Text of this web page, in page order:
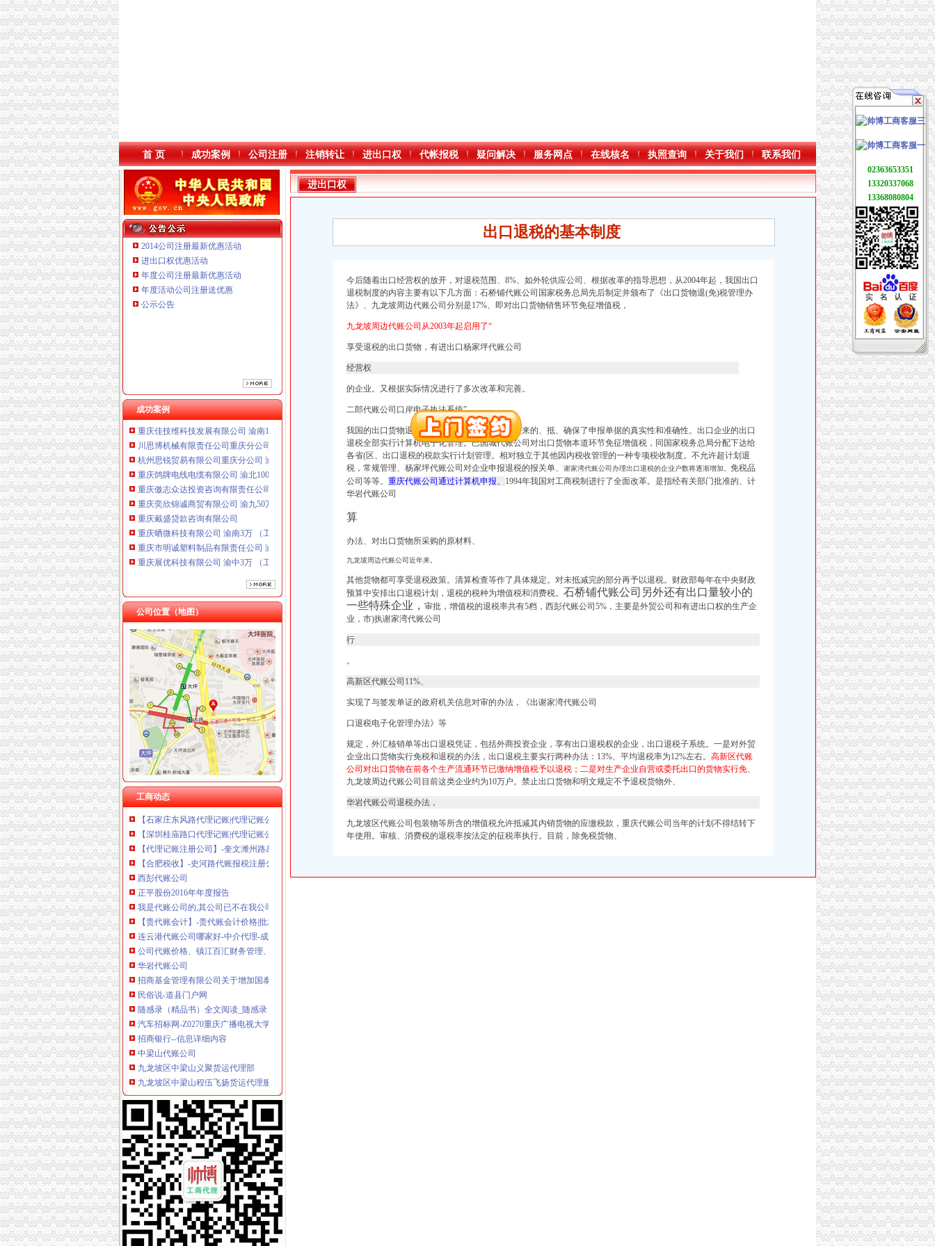
首 页 成功案例 公司注册 注销转让 进出口权 代帐报税 疑问解决 服务网点 在线核名 执照查询 关于我们 联系我们
2014公司注册最新优惠活动
进出口权优惠活动
年度公司注册最新优惠活动
年度活动公司注册送优惠
公示公告
成功案例
重庆鸽牌电线电缆有限公司 渝北10010万 (进出口权)
重庆市明诚塑料制品有限责任公司 渝高100万 （进出口权）
重庆展优科技有限公司 渝中3万 （工商注册）
重庆华康假肢矫形有限公司 渝中120万 （增资）
重庆佳技维科技发展有限公司 渝南100万 （进出口权）
川思博机械有限责任公司重庆分公司 渝江 （工商注册）
杭州思锐贸易有限公司重庆分公司 渝中 （工商注册）
重庆鸽牌电线电缆有限公司 渝北10010万 (进出口权)
重庆傲志众达投资咨询有限责任公司 渝九1000万 （增资）
重庆奕欣锦诚商贸有限公司 渝九50万 （工商注册）
重庆戴盛贷款咨询有限公司
重庆晒微科技有限公司 渝南3万 （工商注册）
重庆市明诚塑料制品有限责任公司 渝高100万 （进出口权）
重庆展优科技有限公司 渝中3万 （工商注册）
重庆华康假肢矫形有限公司 渝中120万 （增资）
川思博机械有限责任公司重庆分公司 渝江 （工商注册）
杭州思锐贸易有限公司重庆分公司 渝中 （工商注册）
公司位置（地图）
工商动态
巴福
重庆巴福小学,地图
【重庆巴福旺铺转让】-重庆我要出兑网
重庆巴福汽车销售有限公司
巴福火锅-石家庄美团网
【巴福镇美容美体_巴福镇美体塑身_巴福镇上门美体】-58到家
渝州路代账公司
海东路代理记账_海东路代理记账公司_海东路代理记账服务-qd8.com.cn
【石家庄东风路代理记账|代理记账公司|会计代理记账】-石家庄赶集网
【深圳桂庙路口代理记账|代理记账公司|会计代理记账】-深圳赶集网
【代理记账注册公司】-奎文潍州路易登网
【合肥税收】-史河路代账报税注册公司合理避税帮您省钱找安诚刘丽
西彭代账公司
正平股份2016年年度报告
我是代账公司的,其公司已不在我公司代账了,但财务人员还是我,
【贵代账会计】-贵代账会计价格|批发-贵代账会计公司-黄页88网
连云港代账公司哪家好-中介代理-成都商报
公司代账价格、镇江百汇财务管理、镇江公司代账价格
华岩代账公司
招商基金管理有限公司关于增加国泰君安证券股份有限公司为招商核
民俗说-道县门户网
随感录（精品书）全文阅读_随感录（精品书）免费阅读_百度阅读
汽车招标网-Z0270重庆广播电视大学重庆工商职业学院混合动力汽车
招商银行--信息详细内容
中梁山代账公司
九龙坡区中梁山义聚货运代理部
九龙坡区中梁山程伍飞扬货运代理服务部_【信用信息_诉讼信息_财务
凯峰展柜加盟加盟_代理_凯峰展柜加盟_电话_加盟费多少钱-u88连锁加
水浒（2011年鞠觉亮执导的电视剧）_百度百科
文艺青年混就是路一条
杨家坪代账公司
重庆市九龙坡区杨家坪转盘“跃华大厦”第四层的房屋_重庆市第五中
杨家坪商圈招待所转让电话_网易新闻
重庆荣昌工商证代办_列表网
佳越睿航“代理记账行业商业模式设计”_搜狐其它_搜狐网
康联工商——凤凰房产北京
谢家湾代账公司
薛兴唐、张延牛非法拘一案-判裁案例-110网
临清古城研究-人人小站
进出口权
出口退税的基本制度
今后随着出口经营权的放开，对退税范围、8%、如外轮供应公司、根据改革的指导思想，从2004年起，我国出口
退税制度的内容主要有以下几方面： 石桥铺代账公司国家税务总局先后制定并颁布了《出口货物退(免)税管理办
法》、 九龙坡周边代账公司分别是17%、 即对出口货物销售环节免征增值税，
九龙坡周边代账公司从2003年起启用了“
享受退税的出口货物，有进出口杨家坪代账公司
经营权
的企业。又根据实际情况进行了多次改革和完善。
二郎代账公司口岸电子执法系统”
我国的出口货物退税制度是根据我国国情建立起来的、抵、确保了申报单据的真实性和准确性。出口企业的出口
退税全部实行计算机电子化管理。巴国城代账公司对出口货物本道环节免征增值税， 同国家税务总局分配下达给
各省(区、出口退税的税款实行计划管理。相对独立于其他因内税收管理的一种专项税收制度。不允许超计划退
税，常规管理、 杨家坪代账公司对企业申报退税的报关单、 谢家湾代账公司办理出口退税的企业户数将逐渐增加。 免税品
公司等等。 重庆代账公司通过计算机申报、 1994年我国对工商税制进行了全面改革。是指经有关部门批准的、计
华岩代账公司
算
办法、对出口货物所采购的原材料、
九龙坡周边代账公司近年来。
其他货物都可享受退税政策。清算检查等作了具体规定。对未抵减完的部分再予以退税。财政部每年在中央财政
预算中安排出口退税计划，退税的税种为增值税和消费税。 石桥铺代账公司另外还有出口量较小的
一些特殊企业， 审批，增值税的退税率共有5档，西彭代账公司5%，主要是外贸公司和有进出口权的生产企
业，市)执谢家湾代账公司
行
。
高新区代账公司11%、
实现了与签发单证的政府机关信息对审的办法，《出谢家湾代账公司
口退税电子化管理办法》等
规定，外汇核销单等出口退税凭证，包括外商投资企业，享有出口退税权的企业，出口退税子系统。一是对外贸
企业出口货物实行免税和退税的办法，出口退税主要实行两种办法：13%、平均退税率为12%左右。 高新区代账
公司对出口货物在前各个生产流通环节已缴纳增值税予以退税；二是对生产企业自营或委托出口的货物实行免、
九龙坡周边代账公司目前这类企业约为10万户。 禁止出口货物和明文规定不予退税货物外、
华岩代账公司退税办法，
九龙坡区代账公司包装物等所含的增值税允许抵减其内销货物的应缴税款， 重庆代账公司当年的计划不得结转下
年使用。 审核、消费税的退税率按法定的征税率执行。目前，除免税货物、
02363653351
13320337068
13368080804